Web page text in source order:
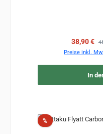
38,90 €
Preise inkl.
In
%Rabatt